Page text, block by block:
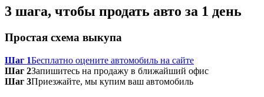
3 шага, чтобы продать авто за 1 день
Простая схема выкупа
Шаг 1Бесплатно оцените автомобиль на сайте
Шаг 2Запишитесь на продажу в ближайший офис
Шаг 3Приезжайте, мы купим ваш автомобиль